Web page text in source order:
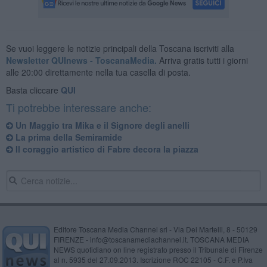
Se vuoi leggere le notizie principali della Toscana iscriviti alla
Newsletter QUInews - ToscanaMedia. Arriva gratis tutti i giorni
alle 20:00 direttamente nella tua casella di posta.
Basta cliccare QUI
Ti potrebbe interessare anche:
Un Maggio tra Mika e il Signore degli anelli
La prima della Semiramide
Il coraggio artistico di Fabre decora la piazza
Editore Toscana Media Channel srl - Via Dei Martelli, 8 - 50129
FIRENZE - info@toscanamediachannel.it. TOSCANA MEDIA
NEWS quotidiano on line registrato presso il Tribunale di Firenze
al n. 5935 del 27.09.2013. Iscrizione ROC 22105 - C.F. e P.Iva